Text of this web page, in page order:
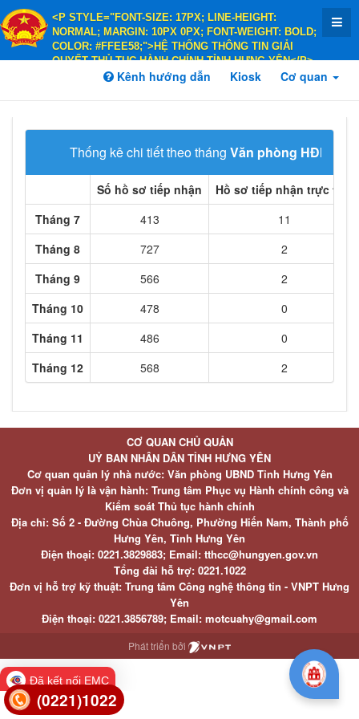
<P STYLE="FONT-SIZE: 17PX; LINE-HEIGHT:
NORMAL; MARGIN: 10PX 0PX; FONT-WEIGHT: BOLD;
COLOR: #FFEE58;">HỆ THỐNG THÔNG TIN GIẢI
QUYẾT THỦ TỤC HÀNH CHÍNH TỈNH HƯNG YÊN</P>
<P STYLE="FONT-SIZE: 14PX; LINE-HEIGHT:
COLOR: #FFEE58;">HÀNH CHÍNH PHỤC VỤ</P>
Kênh hướng dẫn Kiosk Cơ quan
Thống kê chi tiết theo tháng Văn phòng HĐND
Số hồ sơ tiếp nhận
Hồ sơ tiếp nhận trực tiếp
Tháng 7
413
11
Tháng 8
727
2
Tháng 9
566
2
Tháng 10
478
0
Tháng 11
486
0
Tháng 12
568 2
(0221)1022
CƠ QUAN CHỦ QUẢN
UỶ BAN NHÂN DÂN TỈNH HƯNG YÊN
Cơ quan quản lý nhà nước: Văn phòng UBND Tỉnh Hưng Yên
Đơn vị quản lý là vận hành: Trung tâm Phục vụ Hành chính công và
Kiểm soát Thủ tục hành chính
Địa chỉ: Số 2 - Đường Chùa Chuông, Phường Hiến Nam, Thành phố
Hưng Yên, Tỉnh Hưng Yên
Điện thoại: 0221.3829883; Email: tthcc@hungyen.gov.vn
Tổng đài hỗ trợ: 0221.1022
Đơn vị hỗ trợ kỹ thuật: Trung tâm Công nghệ thông tin - VNPT Hưng
Yên
Điện thoại: 0221.3856789; Email: motcuahy@gmail.com
Phát triển bởi
Đã kết nối EMC